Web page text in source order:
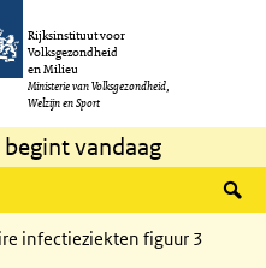
Rijksinstituut voor
Volksgezondheid
en Milieu
Ministerie van Volksgezondheid,
Welzijn en Sport
begint vandaag
infectieziekten figuur 3